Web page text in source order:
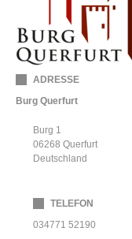
ADRESSE
Burg Querfurt
Burg 1
06268 Querfurt
Deutschland
TELEFON
034771 52190